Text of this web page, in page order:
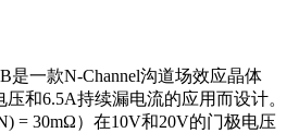
是一款N-Channel沟道场效应晶体
和6.5A持续漏电流的应用而设计。
= 30mΩ）在10V和20V的门极电压